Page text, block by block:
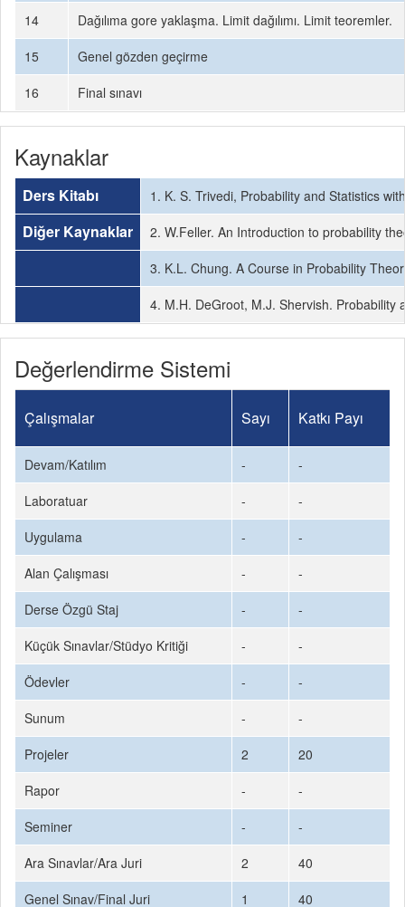
14
Dağılıma gore yaklaşma. Limit dağılımı. Limit teoremler.
15
Genel gözden geçirme
16
Final sınavı
Kaynaklar
Ders Kitabı 1. K. S. Trivedi, Probability and Statistics
Diğer Kaynaklar
2. W.Feller. An Introduction to probability
3. K.L. Chung. A Course in Probability
4. M.H. DeGroot, M.J. Shervish. Probability
Değerlendirme Sistemi
Çalışmalar Sayı Katkı Payı
Devam/Katılım -
-
Laboratuar
-
-
Uygulama
-
-
Alan Çalışması
-
-
Derse Özgü Staj
-
-
Küçük Sınavlar/Stüdyo Kritiği
-
-
Ödevler
-
-
Sunum
-
-
Projeler
2
20
Rapor
-
-
Seminer
-
-
Ara Sınavlar/Ara Juri
2
40
Genel Sınav/Final Juri
1 40